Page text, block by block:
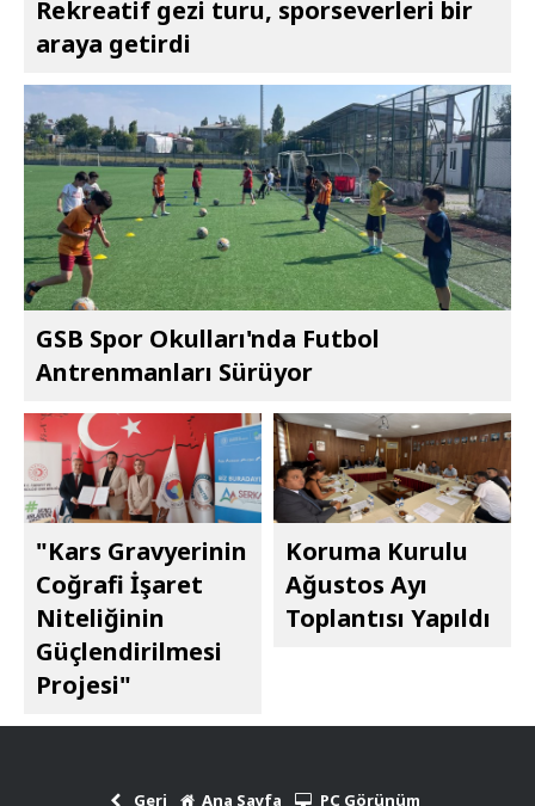
Rekreatif gezi turu, sporseverleri bir
araya getirdi
GSB Spor Okulları'nda Futbol
Antrenmanları Sürüyor
"Kars Gravyerinin
Coğrafi İşaret
Niteliğinin
Güçlendirilmesi
Projesi"
Koruma Kurulu
Ağustos Ayı
Toplantısı Yapıldı
Geri Ana Sayfa PC Görünüm